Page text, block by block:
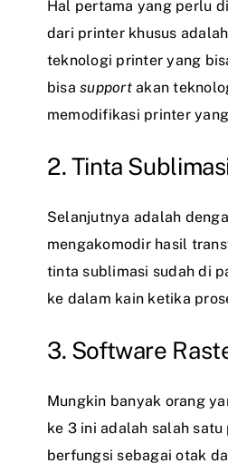
Hal pertama yang perlu
dari printer khusus
teknologi printer yang
bisasupportakan
memodifikasi printer
2. Tinta
Selanjutnya adalah
mengakomodir hasil
tinta sublimasi sudah di
ke dalam kain ketika
3. Software
Mungkin banyak orang
ke 3 ini adalah salah
berfungsi sebagai otak